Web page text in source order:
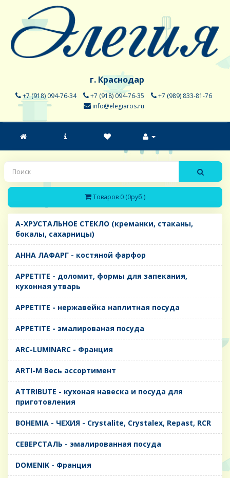
г. Краснодар
+7 (918) 094-76-34 +7 (918) 094-76-35
+7 (989) 833-81-76
info@elegiaros.ru
Товаров 0 (0руб.)
A-ХРУСТАЛЬНОЕ СТЕКЛО (креманки, стаканы,
бокалы, сахарницы)
AHHA ЛАФАРГ - костяной фарфор
APPETITE - доломит, формы для запекания,
кухонная утварь
APPETITE - нержавейка наплитная посуда
APPETITE - эмалированая посуда
ARC-LUMINARC - Франция
ARTI-M Весь ассортимент
ATTRIBUTE - кухоная навеска и посуда для
приготовления
BOHEMIA - ЧЕХИЯ - Crystalite, Crystalex, Repast, RCR
CЕВЕРСТАЛЬ - эмалированная посуда
DOMENIK - Франция